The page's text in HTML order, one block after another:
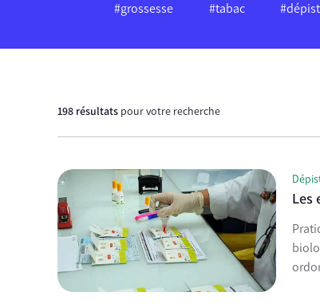
#grossesse #tabac
198 résultats pour votre recherche
Les